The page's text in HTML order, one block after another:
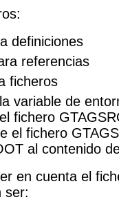
definiciones
referencias
ficheros
variable de
fichero
el fichero
al contenido
en cuenta el
ser: